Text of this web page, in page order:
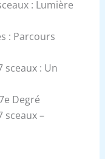
: Lumière
: Parcours
sceaux : Un
Degré
sceaux –